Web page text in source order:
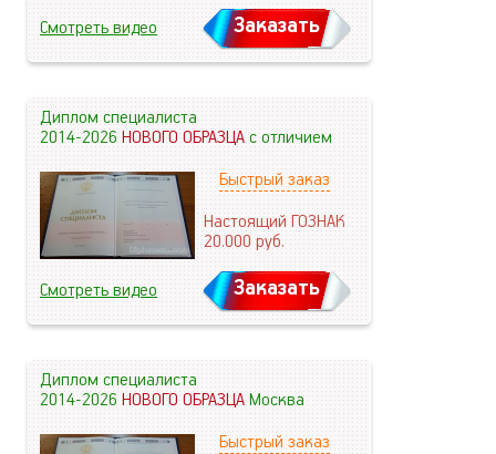
Смотреть видео Заказать
Диплом специалиста
2014-2026НОВОГО ОБРАЗЦАс отличием
Быстрый заказ
Настоящий ГОЗНАК
20.000руб.
Смотреть видео Заказать
Диплом специалиста
2014-2026НОВОГО ОБРАЗЦАМосква
Быстрый заказ